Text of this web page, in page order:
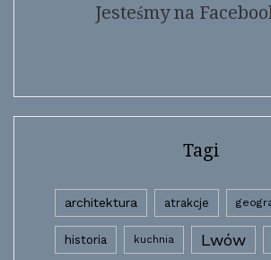
Jesteśmy na
Tagi
architektura atrakcje
historia kuchnia Lwów